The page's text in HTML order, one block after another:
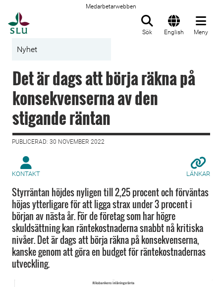
Medarbetarwebben
Sök English Meny
Nyhet
Det är dags att börja räkna på
konsekvenserna av den
stigande räntan
PUBLICERAD: 30 NOVEMBER 2022
KONTAKT LÄNKAR
Styrräntan höjdes nyligen till 2,25 procent och förväntas
höjas ytterligare för att ligga strax under 3 procent i
början av nästa år. För de företag som har högre
skuldsättning kan räntekostnaderna snabbt nå kritiska
nivåer. Det är dags att börja räkna på konsekvenserna,
kanske genom att göra en budget för räntekostnadernas
utveckling.